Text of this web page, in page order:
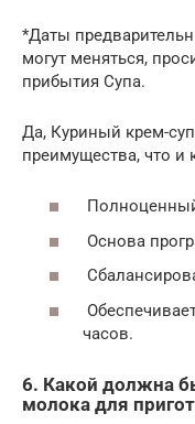
*Даты
могут меняться,
прибытия Супа.
Да, Куриный крем-
преимущества, что и
Основа
часов.
6. Какой должна
молока для